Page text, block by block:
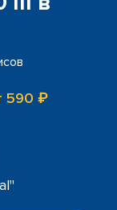
590 ₽